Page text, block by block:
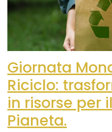
Giornata
Riciclo:
in risorse per
Pianeta.